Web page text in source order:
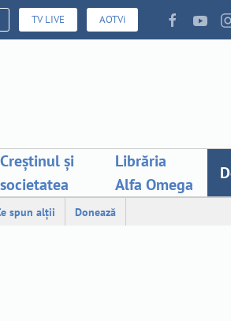
TV LIVE AOTVi
Creștinul și
societatea
Librăria
Alfa Omega
spun alții Donează